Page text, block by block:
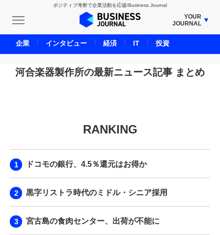
ポジティブ考察で企業活動を応援/Business Journal
YOUR
JOURNAL
BUSINESS JOURNAL
UNICORN JOURNAL
CARBON CREDITS JOURNAL
LIFE ENDING JOURNAL
BPaaS JOURNAL
河合楽器製作所の最新ニュース記事 まとめ
RANKING
ドコモの銀行、4.5％還元はお得か
黒字リストラ時代のミドル・シニア採用
宮古島の食肉センター、出荷が不能に
企業 インタビュー 経済 IT 投資